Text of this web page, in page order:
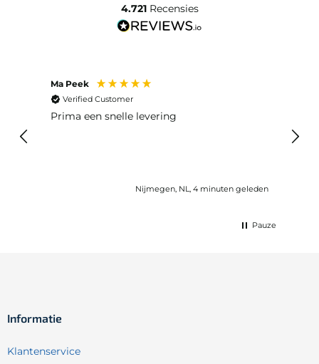
4.721 Recensies
Ma Peek
Verified Customer
Prima een snelle levering
Nijmegen, NL, 4 minuten geleden
Pauze
Informatie
Klantenservice